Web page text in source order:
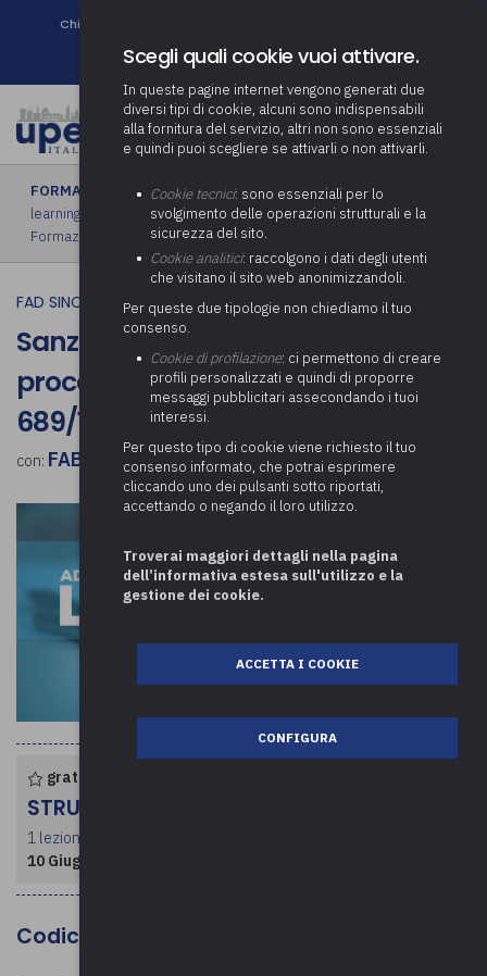
Chi siamo
Newsletter
FORMAZIONE ›FAD sincrona (in diretta)|FAD asincrona (e-
learning)
Formazione obbligatoria|Formazione in aula|
Formazione in house|Piano formativo gratuito associati
FAD SINCRONA (IN DIRETTA)
Sanzioni amministrative e
procedimento sanzionatorio ex L.
689/1981
con: FABIO PICCIONI
gratuito per enti associati
STRUTTURA CORSO
1 lezione per un totale di 2 ore
10 Giugno 2026
Codice MEPA: FS-107/2026
Scegli quali cookie vuoi attivare.
In queste pagine internet vengono generati due
diversi tipi di cookie, alcuni sono indispensabili
alla fornitura del servizio, altri non sono essenziali
e quindi puoi scegliere se attivarli o non attivarli.
Cookie tecnici: sono essenziali per lo
svolgimento delle operazioni strutturali e la
sicurezza del sito.
Cookie analitici: raccolgono i dati degli utenti
che visitano il sito web anonimizzandoli.
Per queste due tipologie non chiediamo il tuo
consenso.
Cookie di profilazione: ci permettono di creare
profili personalizzati e quindi di proporre
messaggi pubblicitari assecondando i tuoi
interessi.
Per questo tipo di cookie viene richiesto il tuo
consenso informato, che potrai esprimere
cliccando uno dei pulsanti sotto riportati,
accettando o negando il loro utilizzo.
Troverai maggiori dettagli nella pagina
dell’informativa estesa sull'utilizzo e la
gestione dei cookie.
ACCETTA I COOKIE
CONFIGURA